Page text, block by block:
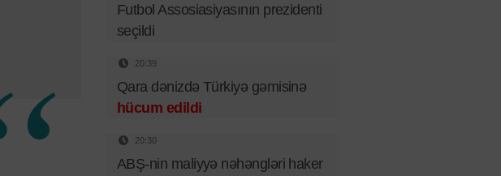
Futbol Assosiasiyasının prezidenti
seçildi
20:39
Qara dənizdə Türkiyə gəmisinə
hücum edildi
20:30
ABŞ-nin maliyyə nəhəngləri haker